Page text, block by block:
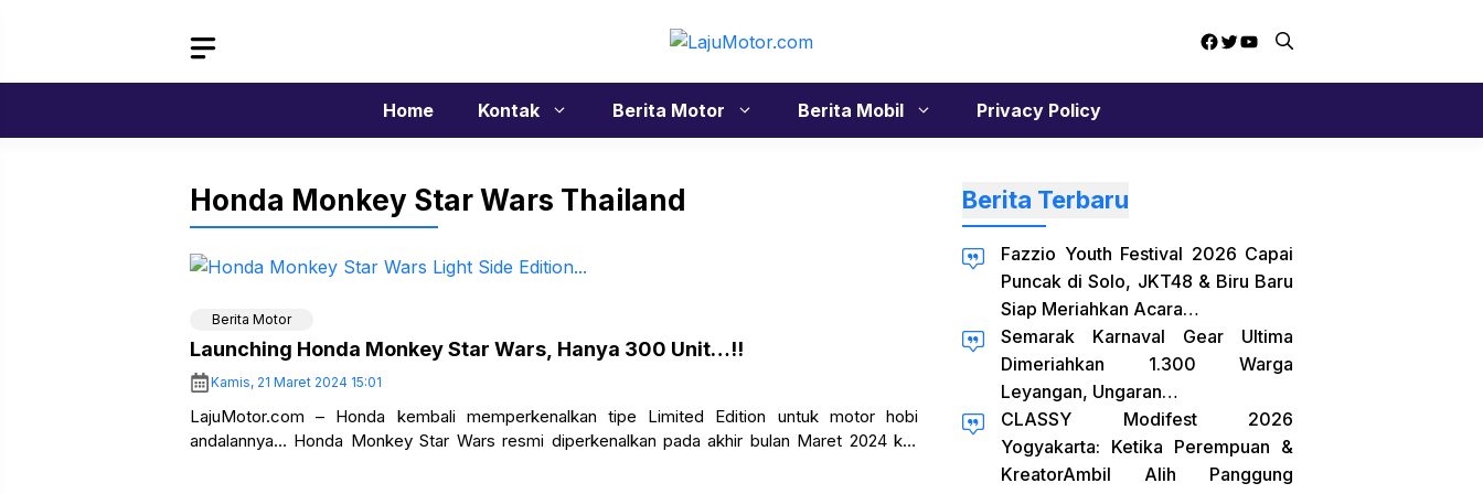
Facebook
Twitter
YouTube
Home Kontak Berita Motor Berita Mobil Privacy Policy
Honda Monkey Star Wars Thailand
Berita Motor
Launching Honda Monkey Star Wars, Hanya 300 Unit…!!
Kamis, 21 Maret 2024 15:01
LajuMotor.com – Honda kembali memperkenalkan tipe Limited Edition untuk motor hobi
andalannya… Honda Monkey Star Wars resmi diperkenalkan pada akhir bulan Maret 2024 kali
Berita Terbaru
Fazzio Youth Festival 2026 Capai
Puncak di Solo, JKT48 & Biru Baru
Siap Meriahkan Acara…
Semarak Karnaval Gear Ultima
Dimeriahkan 1.300 Warga
Leyangan, Ungaran…
CLASSY Modifest 2026
Yogyakarta: Ketika Perempuan &
KreatorAmbil Alih Panggung